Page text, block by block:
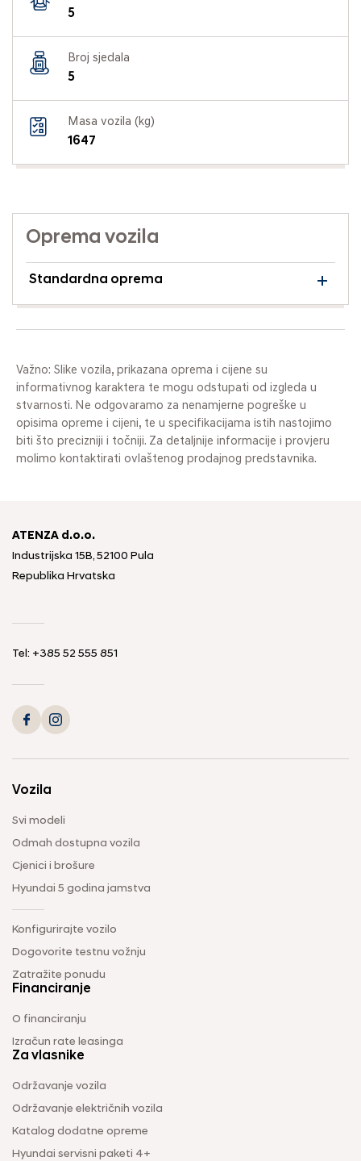
5
Broj sjedala
5
Masa vozila (kg)
1647
Oprema vozila
Standardna oprema
Važno: Slike vozila, prikazana oprema i cijene su
informativnog karaktera te mogu odstupati od izgleda u
stvarnosti. Ne odgovaramo za nenamjerne pogreške u
opisima opreme i cijeni, te u specifikacijama istih nastojimo
biti što precizniji i točniji. Za detaljnije informacije i provjeru
molimo kontaktirati ovlaštenog prodajnog predstavnika.
ATENZA d.o.o.
Industrijska 15B, 52100 Pula
Republika Hrvatska
Tel: +385 52 555 851
Vozila
Svi modeli
Odmah dostupna vozila
Cjenici i brošure
Hyundai 5 godina jamstva
Konfigurirajte vozilo
Dogovorite testnu vožnju
Zatražite ponudu
Financiranje
O financiranju
Izračun rate leasinga
Za vlasnike
Održavanje vozila
Održavanje električnih vozila
Katalog dodatne opreme
Hyundai servisni paketi 4+